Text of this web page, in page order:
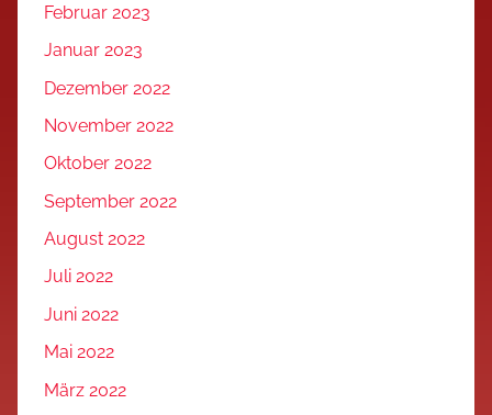
Februar 2023
Januar 2023
Dezember 2022
November 2022
Oktober 2022
September 2022
August 2022
Juli 2022
Juni 2022
Mai 2022
März 2022